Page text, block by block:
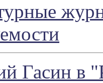
Гасин в